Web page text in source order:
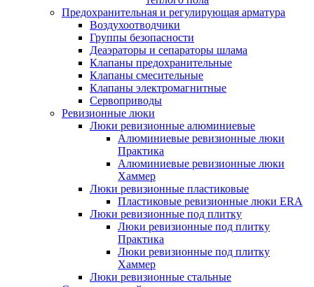
Предохранительная и регулирующая арматура
Воздухоотводчики
Группы безопасности
Деаэраторы и сепараторы шлама
Клапаны предохранительные
Клапаны смесительные
Клапаны электромагнитные
Сервоприводы
Ревизионные люки
Люки ревизионные алюминиевые
Алюминиевые ревизионные люки
Практика
Алюминиевые ревизионные люки
Хаммер
Люки ревизионные пластиковые
Пластиковые ревизионные люки ERA
Люки ревизионные под плитку
Люки ревизионные под плитку
Практика
Люки ревизионные под плитку
Хаммер
Люки ревизионные стальные